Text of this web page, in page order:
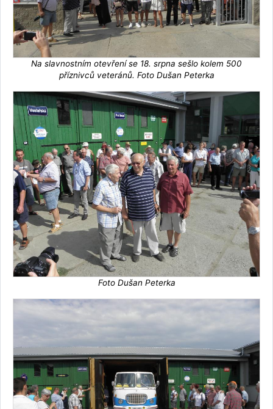
Na slavnostním otevření se 18. srpna sešlo kolem 500
příznivců veteránů. Foto Dušan Peterka
Foto Dušan Peterka